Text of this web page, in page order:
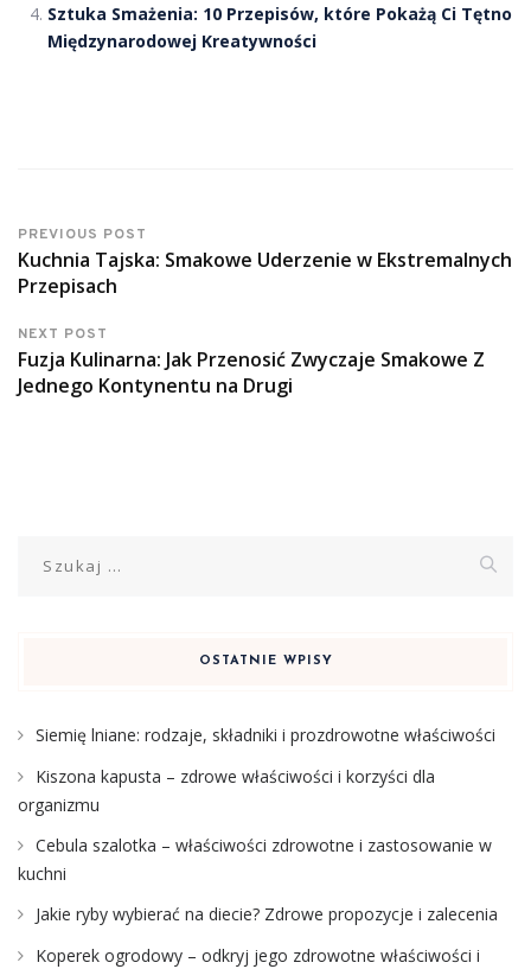
Sztuka Smażenia: 10 Przepisów, które Pokażą Ci Tętno
Międzynarodowej Kreatywności
PREVIOUS POST
Kuchnia Tajska: Smakowe Uderzenie w Ekstremalnych
Przepisach
NEXT POST
Fuzja Kulinarna: Jak Przenosić Zwyczaje Smakowe Z
Jednego Kontynentu na Drugi
OSTATNIE WPISY
Siemię lniane: rodzaje, składniki i prozdrowotne właściwości
Kiszona kapusta – zdrowe właściwości i korzyści dla
organizmu
Cebula szalotka – właściwości zdrowotne i zastosowanie w
kuchni
Jakie ryby wybierać na diecie? Zdrowe propozycje i zalecenia
Koperek ogrodowy – odkryj jego zdrowotne właściwości i